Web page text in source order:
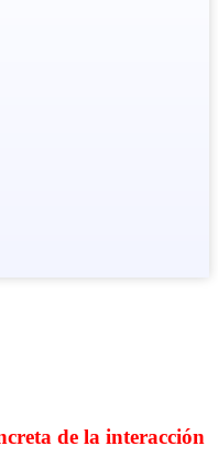
de la interacción